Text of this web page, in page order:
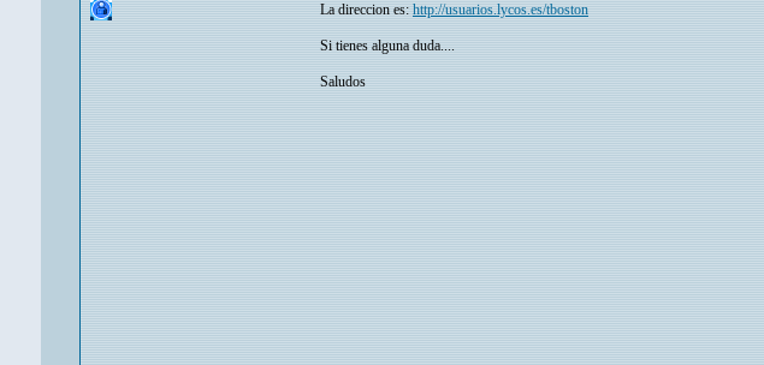
La direccion es: http://usuarios.lycos.es/tboston
Si tienes alguna duda....
Saludos